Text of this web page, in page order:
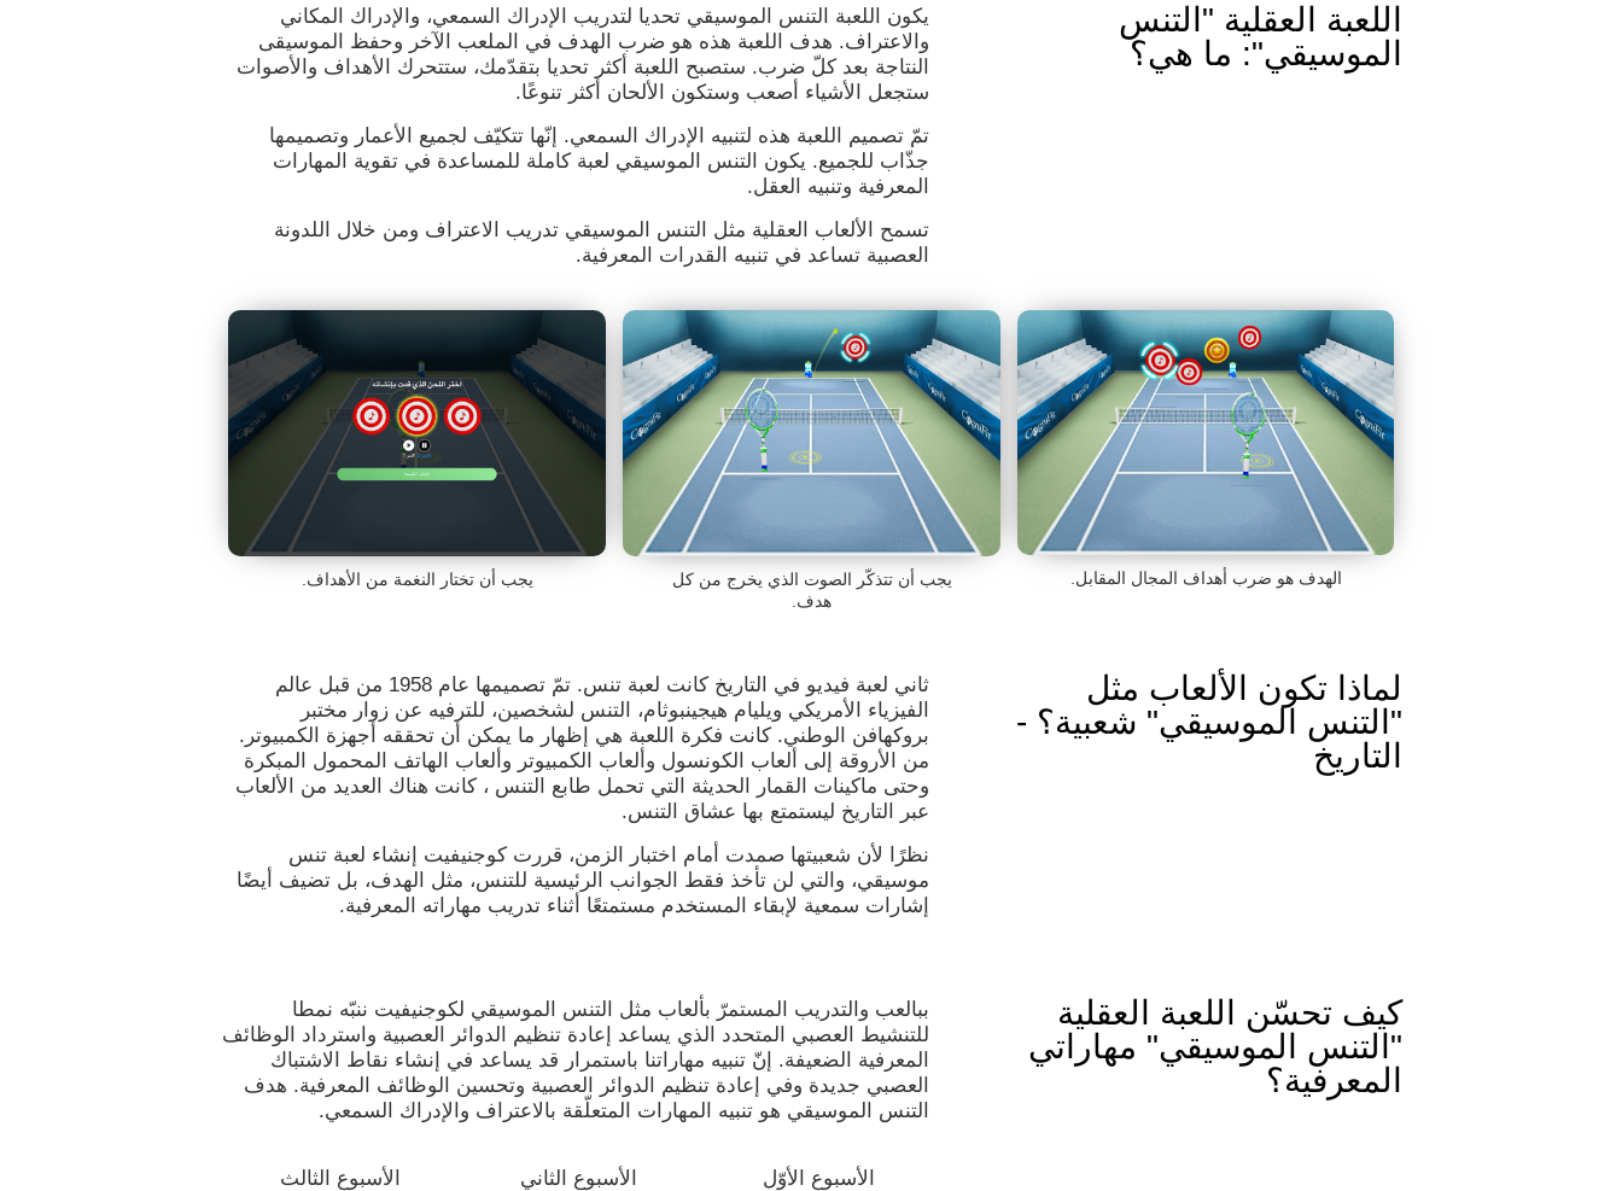
اللعبة العقلية "التنس
الموسيقي": ما هي؟
يكون اللعبة التنس الموسيقي تحديا لتدريب الإدراك السمعي، والإدراك المكاني
والاعتراف. هدف اللعبة هذه هو ضرب الهدف في الملعب الآخر وحفظ الموسيقى
النتاجة بعد كلّ ضرب. ستصبح اللعبة أكثر تحديا بتقدّمك، ستتحرك الأهداف والأصوات
ستجعل الأشياء أصعب وستكون الألحان أكثر تنوعًا.
تمّ تصميم اللعبة هذه لتنبيه الإدراك السمعي. إنّها تتكيّف لجميع الأعمار وتصميمها
جذّاب للجميع. يكون التنس الموسيقي لعبة كاملة للمساعدة في تقوية المهارات
المعرفية وتنبيه العقل.
تسمح الألعاب العقلية مثل التنس الموسيقي تدريب الاعتراف ومن خلال اللدونة
العصبية تساعد في تنبيه القدرات المعرفية.
الهدف هو ضرب أهداف المجال المقابل.
يجب أن تتذكّر الصوت الذي يخرج من كل
هدف.
يجب أن تختار النغمة من الأهداف.
لماذا تكون الألعاب مثل
"التنس الموسيقي" شعبية؟ -
التاريخ
ثاني لعبة فيديو في التاريخ كانت لعبة تنس. تمّ تصميمها عام 1958 من قبل عالم
الفيزياء الأمريكي ويليام هيجينبوثام، التنس لشخصين، للترفيه عن زوار مختبر
بروكهافن الوطني. كانت فكرة اللعبة هي إظهار ما يمكن أن تحققه أجهزة الكمبيوتر.
من الأروقة إلى ألعاب الكونسول وألعاب الكمبيوتر وألعاب الهاتف المحمول المبكرة
وحتى ماكينات القمار الحديثة التي تحمل طابع التنس ، كانت هناك العديد من الألعاب
عبر التاريخ ليستمتع بها عشاق التنس.
نظرًا لأن شعبيتها صمدت أمام اختبار الزمن، قررت كوجنيفيت إنشاء لعبة تنس
موسيقي، والتي لن تأخذ فقط الجوانب الرئيسية للتنس، مثل الهدف، بل تضيف أيضًا
إشارات سمعية لإبقاء المستخدم مستمتعًا أثناء تدريب مهاراته المعرفية.
كيف تحسّن اللعبة العقلية
"التنس الموسيقي" مهاراتي
المعرفية؟
ببالعب والتدريب المستمرّ بألعاب مثل التنس الموسيقي لكوجنيفيت ننبّه نمطا
للتنشيط العصبي المتحدد الذي يساعد إعادة تنظيم الدوائر العصبية واسترداد الوظائف
المعرفية الضعيفة. إنّ تنبيه مهاراتنا باستمرار قد يساعد في إنشاء نقاط الاشتباك
العصبي جديدة وفي إعادة تنظيم الدوائر العصبية وتحسين الوظائف المعرفية. هدف
التنس الموسيقي هو تنبيه المهارات المتعلّقة بالاعتراف والإدراك السمعي.
الأسبوع الأوّل الأسبوع الثاني الأسبوع الثالث